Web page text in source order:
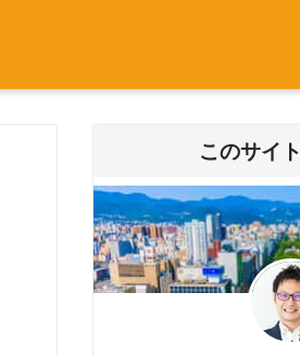
このサイ